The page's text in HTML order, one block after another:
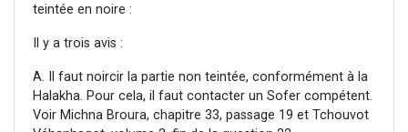
teintée en noire :
Il y a trois avis :
A. Il faut noircir la partie non teintée, conformément à la
Halakha. Pour cela, il faut contacter un Sofer compétent.
Voir Michna Broura, chapitre 33, passage 19 et Tchouvot